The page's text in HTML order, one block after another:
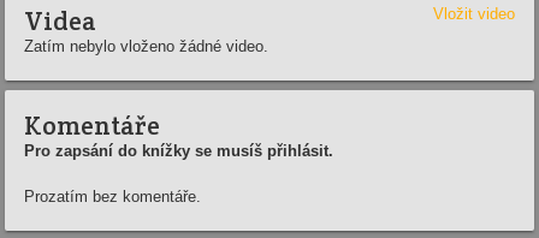
Videa
Vložit video
Zatím nebylo vloženo žádné video.
Komentáře
Pro zapsání do knížky se musíš přihlásit.
Prozatím bez komentáře.